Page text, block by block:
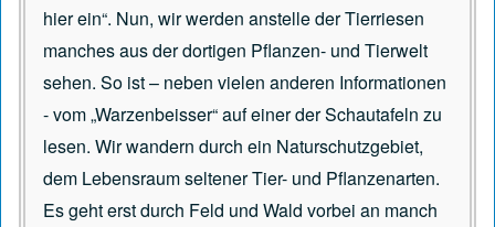
hier ein“. Nun, wir werden anstelle der Tierriesen
manches aus der dortigen Pflanzen- und Tierwelt
sehen. So ist – neben vielen anderen Informationen
- vom „Warzenbeisser“ auf einer der Schautafeln zu
lesen. Wir wandern durch ein Naturschutzgebiet,
dem Lebensraum seltener Tier- und Pflanzenarten.
Es geht erst durch Feld und Wald vorbei an manch